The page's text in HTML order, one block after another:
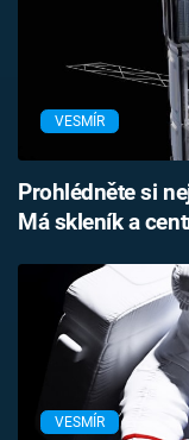
VESMÍR
Prohlédněte si
Má skleník a
VESMÍR